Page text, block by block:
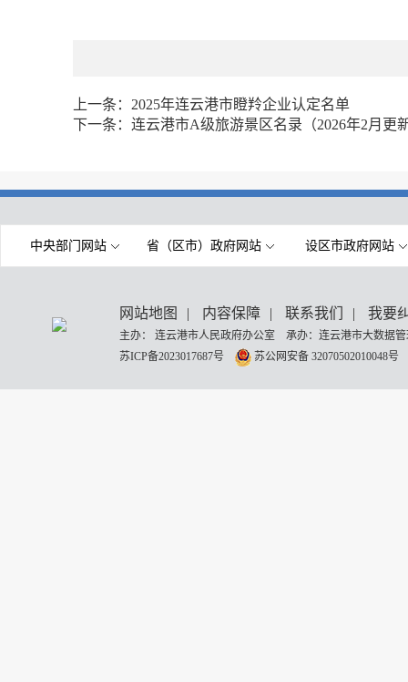
上一条： 2025年连云港市瞪羚企业认定名单
下一条： 连云港市A级旅游景区名录（2026年2月更
中央部门网站 省（区市）政府网站 设区市政府网站
网站地图 | 内容保障 | 联系我们 | 我要
主办： 连云港市人民政府办公室 承办：连云港市大数据
苏ICP备2023017687号
苏公网安备 32070502010048号